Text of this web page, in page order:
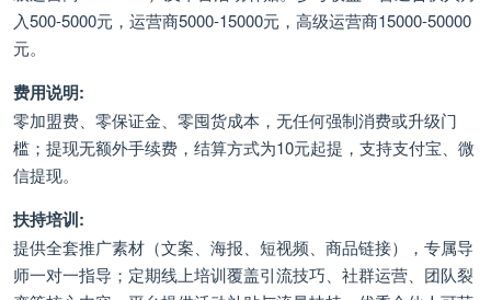
入500-5000元，运营商5000-15000元，高级运营商15000-50000
元。
费用说明:
零加盟费、零保证金、零囤货成本，无任何强制消费或升级门
槛；提现无额外手续费，结算方式为10元起提，支持支付宝、微
信提现。
扶持培训:
提供全套推广素材（文案、海报、短视频、商品链接），专属导
师一对一指导；定期线上培训覆盖引流技巧、社群运营、团队裂